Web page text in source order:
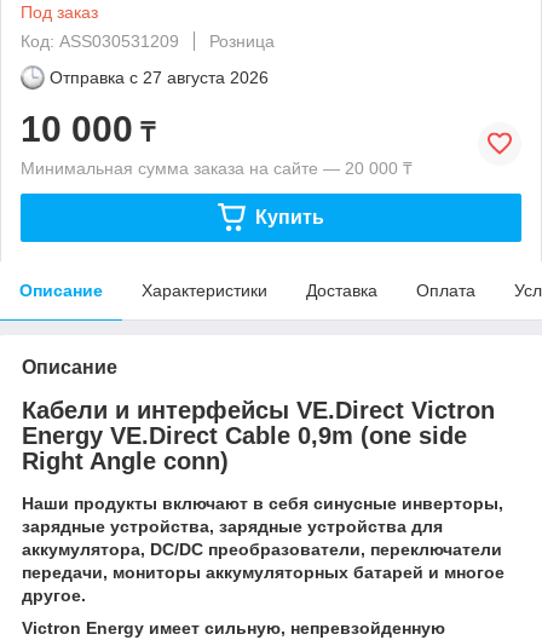
Под заказ
Код: ASS030531209
Розница
Отправка с 27 августа 2026
10 000 ₸
Минимальная сумма заказа на сайте — 20 000 ₸
Купить
Описание Характеристики Доставка Оплата
Описание
Кабели и интерфейсы VE.Direct Victron
Energy VE.Direct Cable 0,9m (one side
Right Angle conn)
Наши продукты включают в себя синусные инверторы,
зарядные устройства, зарядные устройства для
аккумулятора, DC/DC преобразователи, переключатели
передачи, мониторы аккумуляторных батарей и многое
другое.
Victron Energy имеет сильную, непревзойденную